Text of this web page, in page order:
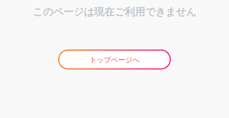
このページは現在ご利用できません